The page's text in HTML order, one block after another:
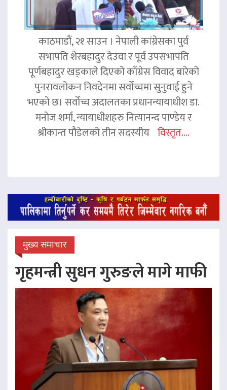
काठमाडौं, २१ साउन । नेपाली कांग्रेसका पुर्व
सभापति शेरबहादुर देउवा र पूर्व उपसभापति
पूर्णबहादुर खड्काले दिएको काँग्रेस विवाद बारेको
पुनरावलोकन निवदेनमा सर्वोच्चमा सुनुवाई हुने
भएको छ। सर्वोच्च अदालतका प्रधानन्यायाधीश डा.
मनोज शर्मा, न्यायाधीशहरु नित्यानन्द पाण्डेय र
श्रीकान्त पौडेलको तीन सदस्यीय विस्तृत....
मुख्य समाचार
गृहमन्त्री सुधन गुरुङले मागे माफी